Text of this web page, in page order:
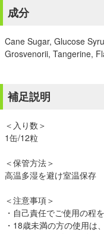
成分
Cane Sugar, Glucose
Grosvenorii, Tangerine,
補足説明
＜入り数＞
1缶/12粒
＜保管方法＞
高温多湿を避け室温保存
＜注意事項＞
・自己責任でご使用の程
・18歳未満の方の使用は